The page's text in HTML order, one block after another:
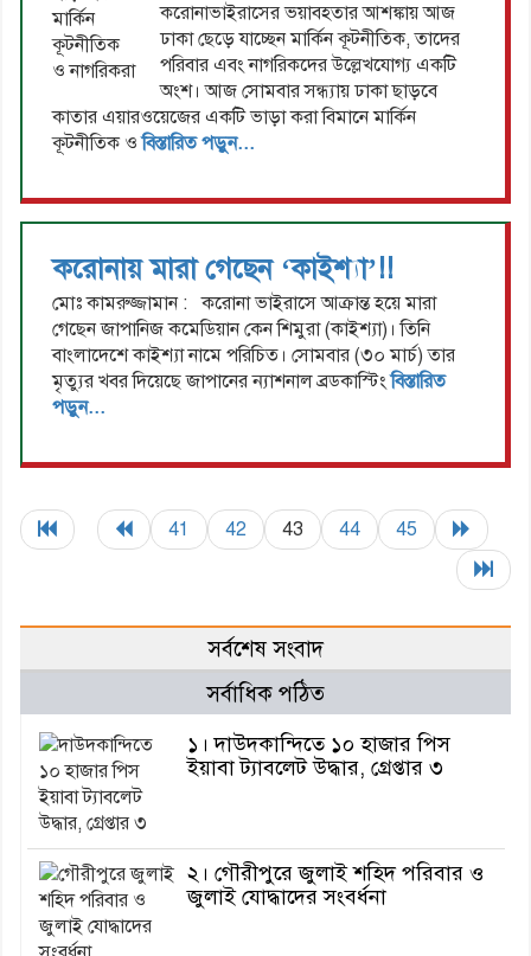
করোনাভাইরাসের ভয়াবহতার আশঙ্কায় আজ
ঢাকা ছেড়ে যাচ্ছেন মার্কিন কূটনীতিক, তাদের
পরিবার এবং নাগরিকদের উল্লেখযোগ্য একটি
অংশ। আজ সোমবার সন্ধ্যায় ঢাকা ছাড়বে
কাতার এয়ারওয়েজের একটি ভাড়া করা বিমানে মার্কিন
কূটনীতিক ওবিস্তারিত পড়ুন...
করোনায় মারা গেছেন ‘কাইশ্যা’!!
মোঃ কামরুজ্জামান : করোনা ভাইরাসে আক্রান্ত হয়ে মারা
গেছেন জাপানিজ কমেডিয়ান কেন শিমুরা (কাইশ্যা)। তিনি
বাংলাদেশে কাইশ্যা নামে পরিচিত। সোমবার (৩০ মার্চ) তার
মৃত্যুর খবর দিয়েছে জাপানের ন্যাশনাল ব্রডকাস্টিংবিস্তারিত
পড়ুন...
41 42 43 44 45
সর্বশেষ সংবাদ
সর্বাধিক পঠিত
১। দাউদকান্দিতে ১০ হাজার পিস
ইয়াবা ট্যাবলেট উদ্ধার, গ্রেপ্তার ৩
২। গৌরীপুরে জুলাই শহিদ পরিবার ও
জুলাই যোদ্ধাদের সংবর্ধনা